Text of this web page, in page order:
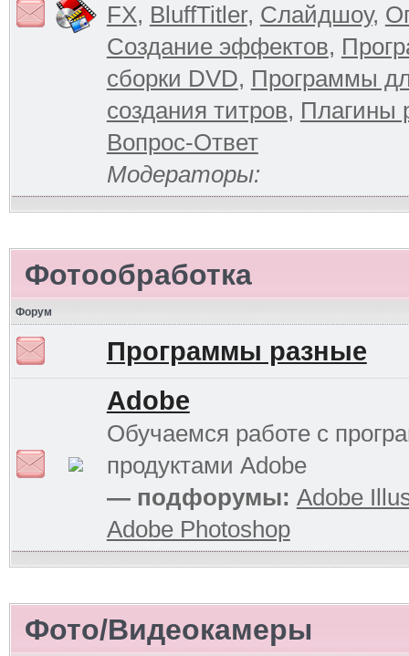
FX, BluffTitler, Слайдшоу,
Создание эффектов,
сборки DVD, Программы
создания титров, Плагины
Вопрос-Ответ
Модераторы:
Фотообработка
Форум
Программы разные
Adobe
Обучаемся работе с
продуктами Adobe
— подфорумы: Adobe
Adobe Photoshop
Фото/Видеокамеры